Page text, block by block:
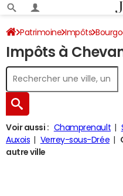
Patrimoine Impôts
Côte-d'Or Chevannay
Impôts à
Voir aussi : Champrenault
Auxois
Verrey-sous-Drée
autre ville